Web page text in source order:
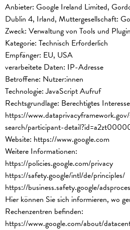
Anbieter: Google Ireland Limited,
Dublin 4, Irland, Muttergesellschaft:
Zweck: Verwaltung von Tools und
Kategorie: Technisch Erforderlich
Empfänger: EU, USA
verarbeitete Daten: IP-Adresse
Betroffene: Nutzer:innen
Technologie: JavaScript Aufruf
Rechtsgrundlage: Berechtigtes
https://
search/participant-
Website: https://www.google.com
Weitere Informationen:
https://policies.google.com/privacy
https://safety.google/intl/de/principles/
https://business.safety.google/
Hier können Sie sich informieren, wo
Rechenzentren befinden:
https://www.google.com/about/